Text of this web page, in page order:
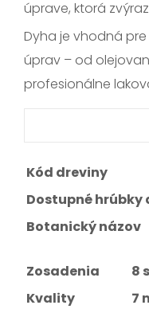
úprave, ktorá
Dyha je vhodná
úprav – od
profesionálne
Kód dreviny
Dostupné hrúbky
Botanický názov
Zosadenia 8
Kvality
7